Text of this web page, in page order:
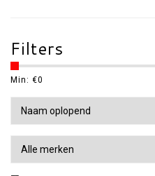
Filters
Min: €0